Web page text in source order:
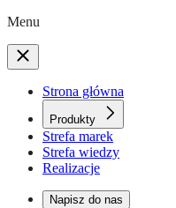
Menu
Strona główna
Produkty
Strefa marek
Strefa wiedzy
Realizacje
Napisz do nas